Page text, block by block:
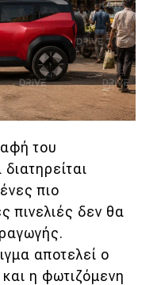
του
πιο
πινελιές δεν θα
αποτελεί o
η φωτιζόμενη